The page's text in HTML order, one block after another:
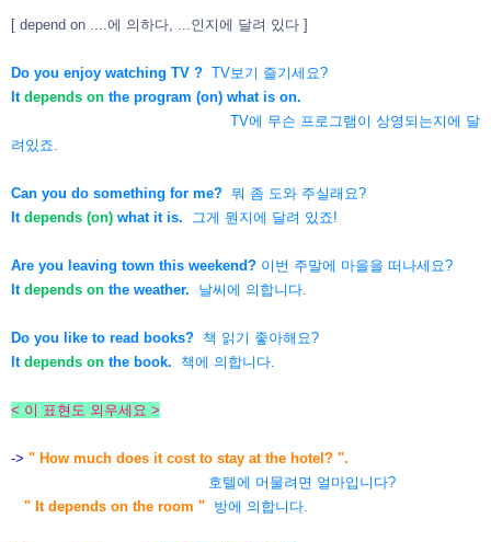
[ depend on ....에 의하다, ...인지에 달려 있다 ]
Do you enjoy watching TV ? TV보기 즐기세요?
It depends on the program (on) what is on.
TV에 무슨 프로그램이 상영되는지에 달
려있죠.
Can you do something for me? 뭐 좀 도와 주실래요?
It depends (on) what it is. 그게 뭔지에 달려 있죠!
Are you leaving town this weekend? 이번 주말에 마을을 떠나세요?
It depends on the weather. 날씨에 의합니다.
Do you like to read books? 책 읽기 좋아해요?
It depends on the book. 책에 의합니다.
< 이 표현도 외우세요 >
-> " How much does it cost to stay at the hotel? ".
호텔에 머물려면 얼마입니다?
" It depends on the room " 방에 의합니다.